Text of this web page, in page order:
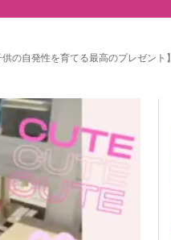
の自発性を育てる最高のプレゼント】